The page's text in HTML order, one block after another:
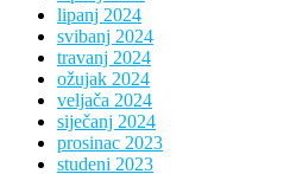
lipanj 2024
svibanj 2024
travanj 2024
ožujak 2024
veljača 2024
siječanj 2024
prosinac 2023
studeni 2023